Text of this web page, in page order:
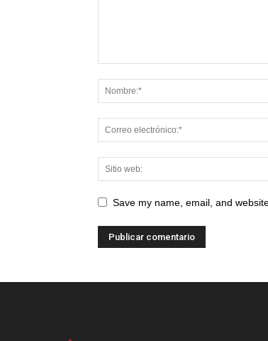
Save my name, email, and